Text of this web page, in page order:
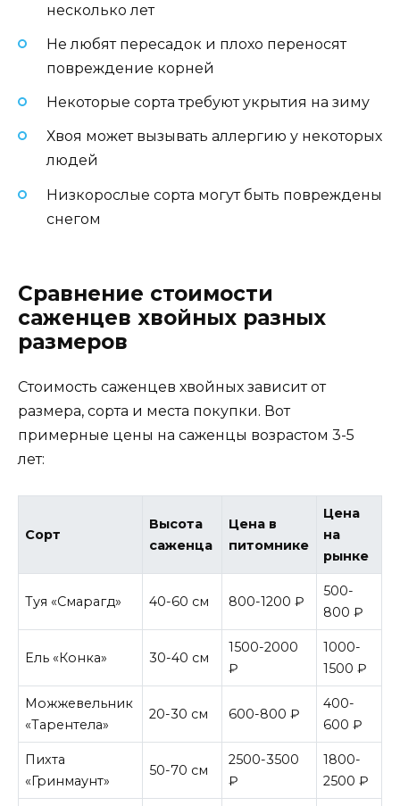
несколько лет
Не любят пересадок и плохо переносят
повреждение корней
Некоторые сорта требуют укрытия на зиму
Хвоя может вызывать аллергию у некоторых
людей
Низкорослые сорта могут быть повреждены
снегом
Сравнение стоимости
саженцев хвойных разных
размеров
Стоимость саженцев хвойных зависит от
размера, сорта и места покупки. Вот
примерные цены на саженцы возрастом 3-5
лет:
Сорт
Высота
саженца
Цена в
питомнике
Цена
на
рынке
Туя «Смарагд» 40-60 см 800-1200 ₽
500-
800 ₽
Ель «Конка» 30-40 см
1500-2000
₽
1000-
1500 ₽
Можжевельник
«Тарентела»
20-30 см 600-800 ₽
400-
600 ₽
Пихта
«Гринмаунт»
50-70 см
2500-3500
₽
1800-
2500 ₽